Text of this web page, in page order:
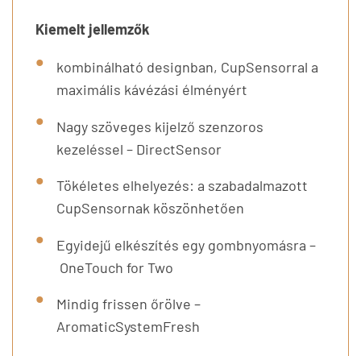
Kiemelt jellemzők
kombinálható designban, CupSensorral a
maximális kávézási élményért
Nagy szöveges kijelző szenzoros
kezeléssel – DirectSensor
Tökéletes elhelyezés: a szabadalmazott
CupSensornak köszönhetően
Egyidejű elkészítés egy gombnyomásra –
OneTouch for Two
Mindig frissen őrölve –
AromaticSystemFresh